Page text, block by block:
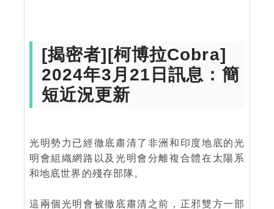
[揭密者][柯博拉Cobra]
2024年3月21日訊息：簡
短近況更新
光明勢力已經徹底肅清了非洲和印度地底的光
明會組織網路以及光明會分離複合體在太陽系
和地底世界的殘存部隊。
這兩個光明會被徹底肅清之前，正邪雙方一部